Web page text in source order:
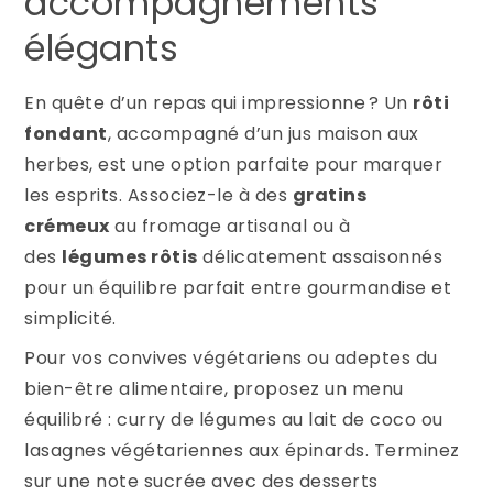
élégants
En quête d’un repas qui impressionne ? Un rôti
fondant, accompagné d’un jus maison aux
herbes, est une option parfaite pour marquer
les esprits. Associez-le à des gratins
crémeux au fromage artisanal ou à
des légumes rôtis délicatement assaisonnés
pour un équilibre parfait entre gourmandise et
simplicité.
Pour vos convives végétariens ou adeptes du
bien-être alimentaire, proposez un menu
équilibré : curry de légumes au lait de coco ou
lasagnes végétariennes aux épinards. Terminez
sur une note sucrée avec des desserts